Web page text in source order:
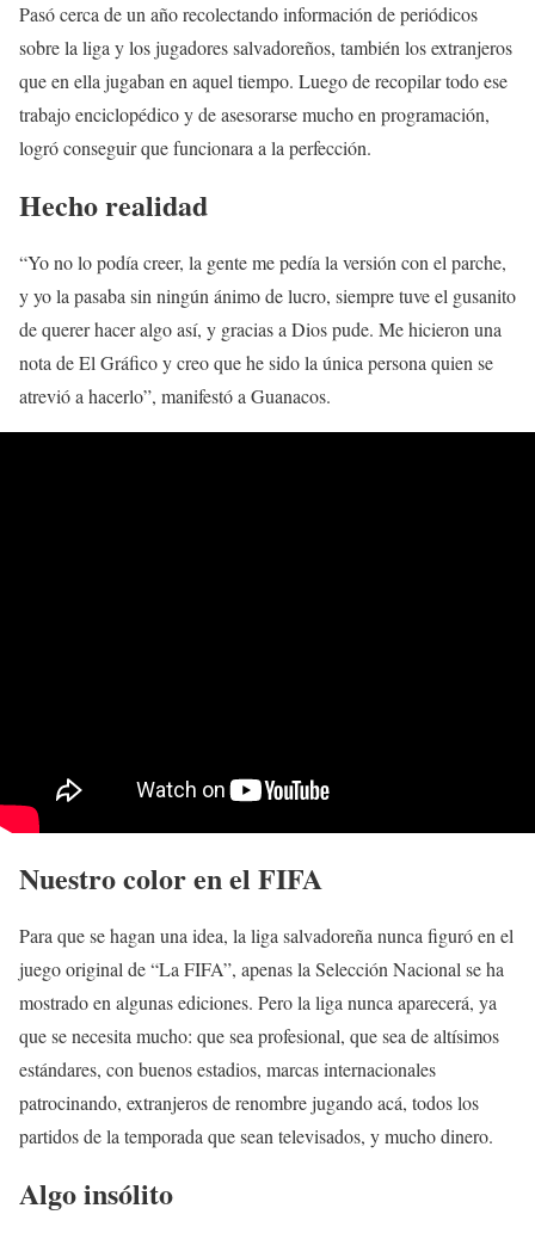
Pasó cerca de un año recolectando información de periódicos
sobre la liga y los jugadores salvadoreños, también los extranjeros
que en ella jugaban en aquel tiempo. Luego de recopilar todo ese
trabajo enciclopédico y de asesorarse mucho en programación,
logró conseguir que funcionara a la perfección.
Hecho realidad
“Yo no lo podía creer, la gente me pedía la versión con el parche,
y yo la pasaba sin ningún ánimo de lucro, siempre tuve el gusanito
de querer hacer algo así, y gracias a Dios pude. Me hicieron una
nota de El Gráfico y creo que he sido la única persona quien se
atrevió a hacerlo”, manifestó a Guanacos.
Nuestro color en el FIFA
Para que se hagan una idea, la liga salvadoreña nunca figuró en el
juego original de “La FIFA”, apenas la Selección Nacional se ha
mostrado en algunas ediciones. Pero la liga nunca aparecerá, ya
que se necesita mucho: que sea profesional, que sea de altísimos
estándares, con buenos estadios, marcas internacionales
patrocinando, extranjeros de renombre jugando acá, todos los
partidos de la temporada que sean televisados, y mucho dinero.
Algo insólito